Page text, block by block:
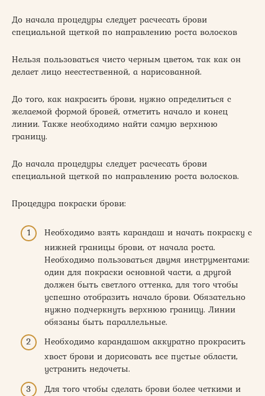
До начала процедуры следует расчесать брови
специальной щеткой по направлению роста волосков
Нельзя пользоваться чисто черным цветом, так как он
делает лицо неестественной, а нарисованной.
До того, как накрасить брови, нужно определиться с
желаемой формой бровей, отметить начало и конец
линии. Также необходимо найти самую верхнюю
границу.
До начала процедуры следует расчесать брови
специальной щеткой по направлению роста волосков.
Процедура покраски брови:
Необходимо взять карандаш и начать покраску с
нижней границы брови, от начала роста.
Необходимо пользоваться двумя инструментами:
один для покраски основной части, а другой
должен быть светлого оттенка, для того чтобы
успешно отобразить начало брови. Обязательно
нужно подчеркнуть верхнюю границу. Линии
обязаны быть параллельные.
Необходимо карандашом аккуратно прокрасить
хвост брови и дорисовать все пустые области,
устранить недочеты.
Для того чтобы сделать брови более четкими и